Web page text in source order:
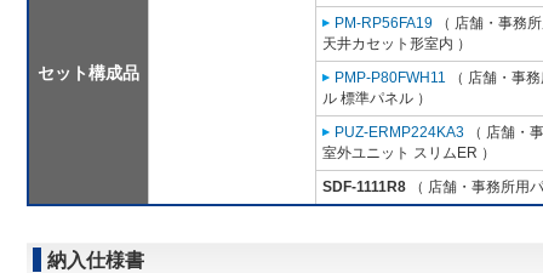
セット構成品
PM-RP56FA19 （ 店舗・事務
天井カセット形室内 ）
PMP-P80FWH11 （ 店舗・事
ル 標準パネル ）
PUZ-ERMP224KA3 （ 店舗・
室外ユニット スリムER ）
SDF-1111R8 （ 店舗・事務所用
納入仕様書